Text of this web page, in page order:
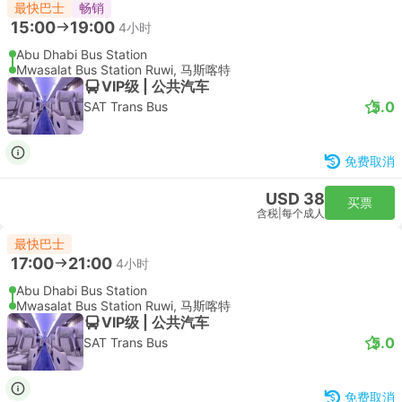
最快巴士 畅销
15:00 19:00 4小时
Abu Dhabi Bus Station
Mwasalat Bus Station Ruwi, 马斯喀特
VIP级 | 公共汽车
SAT Trans Bus 5.0
免费取消
USD 38
含税 每个成人
买票
最快巴士
17:00 21:00 4小时
Abu Dhabi Bus Station
Mwasalat Bus Station Ruwi, 马斯喀特
VIP级 | 公共汽车
SAT Trans Bus 5.0
免费取消